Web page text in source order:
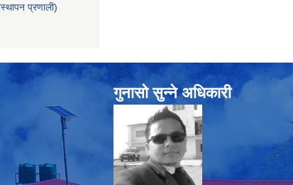
प्रणाली)
गुनासो सुन्‍ने अधिकारी